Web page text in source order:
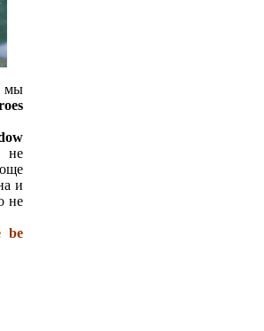
мы
не
и
не
be